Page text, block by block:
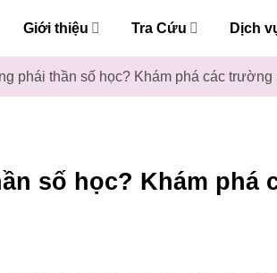
Giới thiệu Tra Cứu Dịch
phái thần số học? Khám phá các
số học? Khám phá